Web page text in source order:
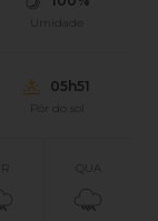
Umidade
05h51
Pôr do sol
QUA